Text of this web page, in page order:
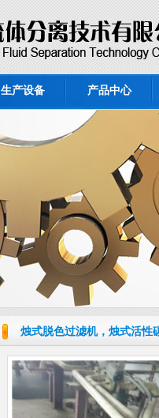
生产设备 产品中心
烛式脱色过滤机，烛式活性